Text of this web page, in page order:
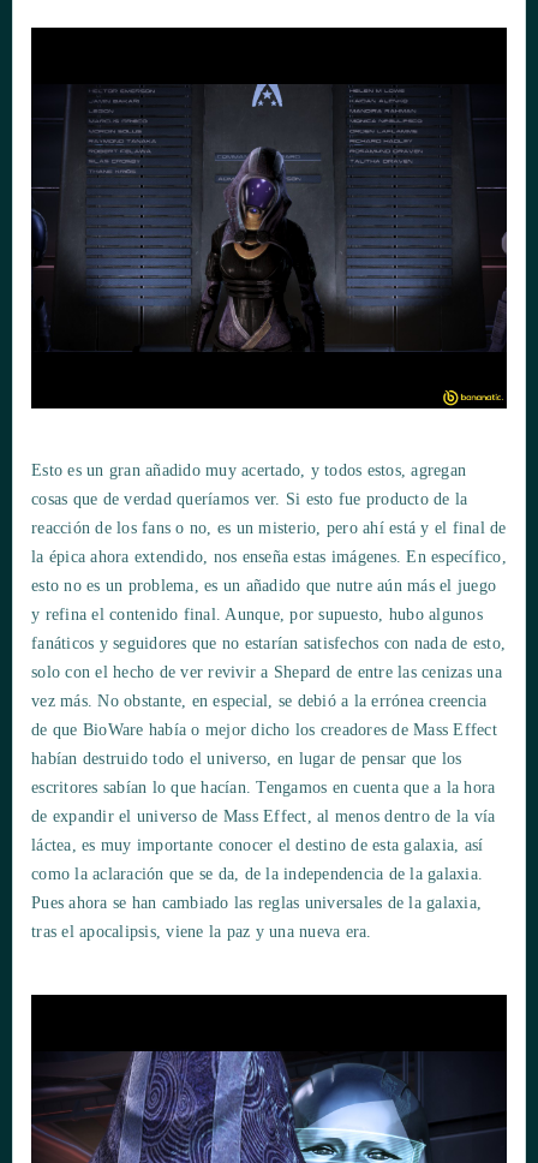
Esto es un gran añadido muy acertado, y todos estos, agregan
cosas que de verdad queríamos ver. Si esto fue producto de la
reacción de los fans o no, es un misterio, pero ahí está y el final de
la épica ahora extendido, nos enseña estas imágenes. En específico,
esto no es un problema, es un añadido que nutre aún más el juego
y refina el contenido final. Aunque, por supuesto, hubo algunos
fanáticos y seguidores que no estarían satisfechos con nada de esto,
solo con el hecho de ver revivir a Shepard de entre las cenizas una
vez más. No obstante, en especial, se debió a la errónea creencia
de que BioWare había o mejor dicho los creadores de Mass Effect
habían destruido todo el universo, en lugar de pensar que los
escritores sabían lo que hacían. Tengamos en cuenta que a la hora
de expandir el universo de Mass Effect, al menos dentro de la vía
láctea, es muy importante conocer el destino de esta galaxia, así
como la aclaración que se da, de la independencia de la galaxia.
Pues ahora se han cambiado las reglas universales de la galaxia,
tras el apocalipsis, viene la paz y una nueva era.